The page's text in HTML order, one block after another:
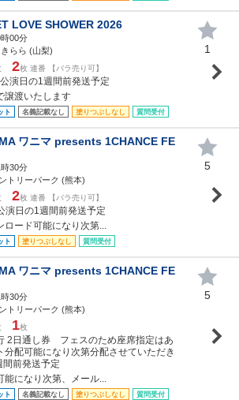
LOVE SHOWER 2026
00分
らら (山梨)
2枚 連番 【バラ売り可】
演日の1週間前発送予定
譲渡いたします
ト 名義記載なし 塗りつぶしなし 質問受付
1
ワニマ presents 1CHANCE FE
30分
トリーパーク (熊本)
2枚 連番 【バラ売り可】
演日の1週間前発送予定
ロード可能になり次第...
ト 塗りつぶしなし 質問受付
5
ワニマ presents 1CHANCE FE
30分
トリーパーク (熊本)
1枚
2日通し券 フェスのため座席指定はあ
分配可能になり次第分配させていただき
間前発送予定
能になり次第、メール...
ト 名義記載なし 塗りつぶしなし 質問受付
5